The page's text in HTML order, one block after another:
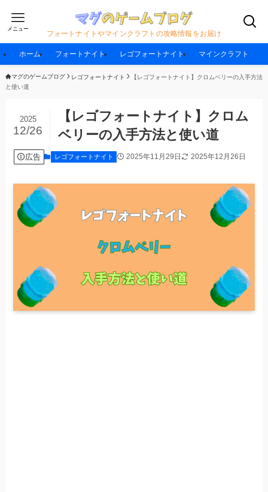
フォートナイトやマインクラフトの攻略情報をお届け
メニュー
ホーム フォートナイト レゴフォートナイト マインクラフト
マグのゲームブログ レゴフォートナイト
【レゴフォートナイト】クロムベリーの入手方法
と使い道
【レゴフォートナイト】クロム
ベリーの入手方法と使い道
2025
12/26
広告 レゴフォートナイト 2025年11月29日 2025年12月26日